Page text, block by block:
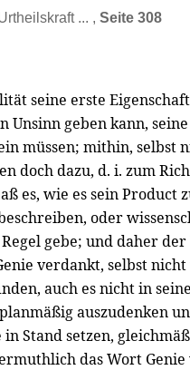
... , Seite 308
seine erste Eigenschaft
Unsinn geben kann,
müssen; mithin, selbst
doch dazu, d. i. zum
es, wie es sein Product
oder
gebe; und daher
verdankt, selbst
auch es nicht in
auszudenken
Stand setzen,
das Wort Genie